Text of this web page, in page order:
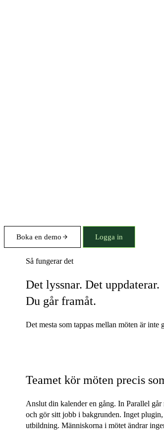
Boka en demo Logga in
Så fungerar det
Det lyssnar. Det uppdaterar.
Du går framåt.
Det mesta som tappas mellan möten är
Teamet kör möten precis
Anslut din kalender en gång. In Parallel
och gör sitt jobb i bakgrunden. Inget
utbildning. Människorna i mötet ändrar